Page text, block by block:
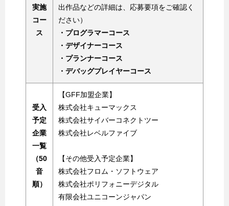
実施
コー
ス
出作品などの詳細は、応募要項をご確認く
ださい）
・プログラマーコース
・デザイナーコース
・プランナーコース
・デバッグプレイヤーコース
受入
予定
企業
一覧
（50
音
順）
【GFF加盟企業】
株式会社キューマックス
株式会社サイバーコネクトツー
株式会社レベルファイブ
【その他受入予定企業】
株式会社フロム・ソフトウェア
株式会社ポリフォニーデジタル
有限会社ユニコーンジャパン